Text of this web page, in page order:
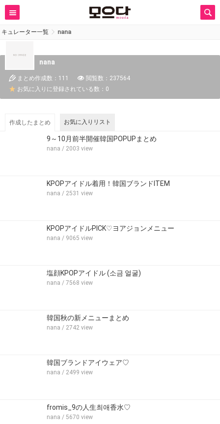
キュレーター一覧 nana
nana
まとめ作成数：111
閲覧数：237564
お気に入りに登録されている数：0
作成したまとめ お気に入りリスト
9～10月前半開催韓国POPUPまとめ
nana / 2003 view
KPOPアイドル着用！韓国ブランドITEM
nana / 2531 view
KPOPアイドルPICK♡ヨアジョンメニュー
nana / 9065 view
塩顔KPOPアイドル (소금 얼굴)
nana / 7568 view
韓国秋の新メニューまとめ
nana / 2742 view
韓国ブランドアイウェア♡
nana / 2499 view
fromis_9の人生최애香水♡
nana / 5670 view